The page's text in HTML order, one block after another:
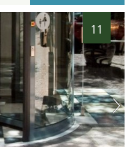
11